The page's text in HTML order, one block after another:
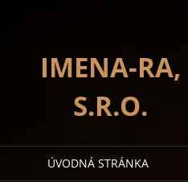
IMENA-RA,
S.R.O.
ÚVODNÁ STRÁNKA